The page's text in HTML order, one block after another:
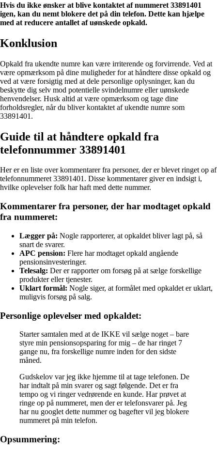
Hvis du ikke ønsker at blive kontaktet af nummeret 33891401
igen, kan du nemt blokere det på din telefon. Dette kan hjælpe
med at reducere antallet af uønskede opkald.
Konklusion
Opkald fra ukendte numre kan være irriterende og forvirrende. Ved at
være opmærksom på dine muligheder for at håndtere disse opkald og
ved at være forsigtig med at dele personlige oplysninger, kan du
beskytte dig selv mod potentielle svindelnumre eller uønskede
henvendelser. Husk altid at være opmærksom og tage dine
forholdsregler, når du bliver kontaktet af ukendte numre som
33891401.
Guide til at håndtere opkald fra
telefonnummer 33891401
Her er en liste over kommentarer fra personer, der er blevet ringet op af
telefonnummeret 33891401. Disse kommentarer giver en indsigt i,
hvilke oplevelser folk har haft med dette nummer.
Kommentarer fra personer, der har modtaget opkald
fra nummeret:
Lægger på: Nogle rapporterer, at opkaldet bliver lagt på, så
snart de svarer.
APC pension: Flere har modtaget opkald angående
pensionsinvesteringer.
Telesalg: Der er rapporter om forsøg på at sælge forskellige
produkter eller tjenester.
Uklart formål: Nogle siger, at formålet med opkaldet er uklart,
muligvis forsøg på salg.
Personlige oplevelser med opkaldet:
Starter samtalen med at de IKKE vil sælge noget – bare
styre min pensionsopsparing for mig – de har ringet 7
gange nu, fra forskellige numre inden for den sidste
måned.
Gudskelov var jeg ikke hjemme til at tage telefonen. De
har indtalt på min svarer og sagt følgende. Det er fra
tempo og vi ringer vedrørende en kunde. Har prøvet at
ringe op på nummeret, men der er telefonsvarer på. Jeg
har nu googlet dette nummer og bagefter vil jeg blokere
nummeret på min telefon.
Opsummering: